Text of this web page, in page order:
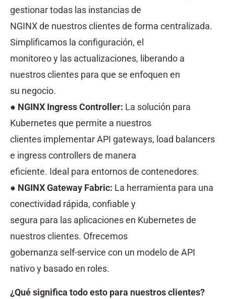
gestionar todas las instancias de
NGINX de nuestros clientes de forma centralizada.
Simplificamos la configuración, el
monitoreo y las actualizaciones, liberando a
nuestros clientes para que se enfoquen en
su negocio.
● NGINX Ingress Controller: La solución para
Kubernetes que permite a nuestros
clientes implementar API gateways, load balancers
e ingress controllers de manera
eficiente. Ideal para entornos de contenedores.
● NGINX Gateway Fabric: La herramienta para una
conectividad rápida, confiable y
segura para las aplicaciones en Kubernetes de
nuestros clientes. Ofrecemos
gobernanza self-service con un modelo de API
nativo y basado en roles.
¿Qué significa todo esto para nuestros clientes?